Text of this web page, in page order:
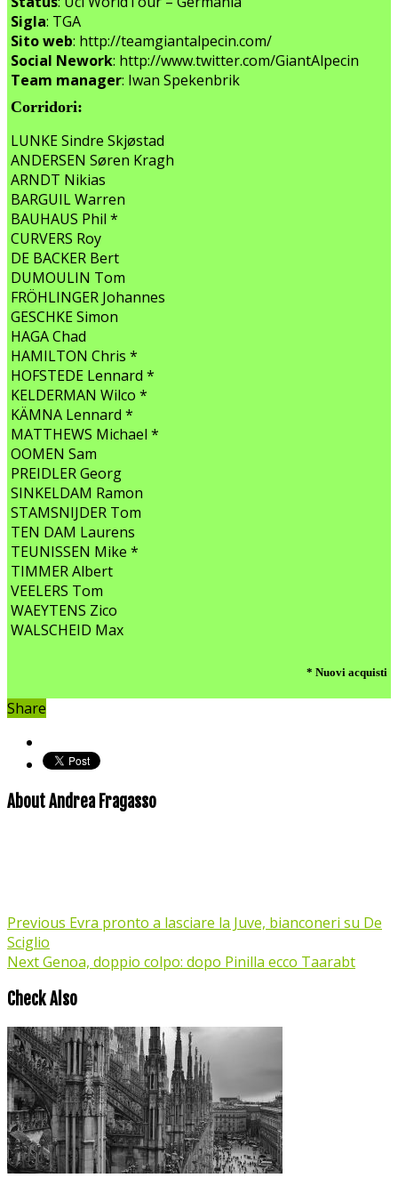
Sigla: TGA
Sito web: http://teamgiantalpecin.com/
Social Nework: http://www.twitter.com/GiantAlpecin
Team manager: Iwan Spekenbrik
Corridori:
LUNKE Sindre Skjøstad
ANDERSEN Søren Kragh
ARNDT Nikias
BARGUIL Warren
BAUHAUS Phil *
CURVERS Roy
DE BACKER Bert
DUMOULIN Tom
FRÖHLINGER Johannes
GESCHKE Simon
HAGA Chad
HAMILTON Chris *
HOFSTEDE Lennard *
KELDERMAN Wilco *
KÄMNA Lennard *
MATTHEWS Michael *
OOMEN Sam
PREIDLER Georg
SINKELDAM Ramon
STAMSNIJDER Tom
TEN DAM Laurens
TEUNISSEN Mike *
TIMMER Albert
VEELERS Tom
WAEYTENS Zico
WALSCHEID Max
* Nuovi acquisti
Share
About Andrea Fragasso
Previous Evra pronto a lasciare la Juve, bianconeri su De
Sciglio
NextGenoa, doppio colpo: dopo Pinilla ecco Taarabt
Check Also